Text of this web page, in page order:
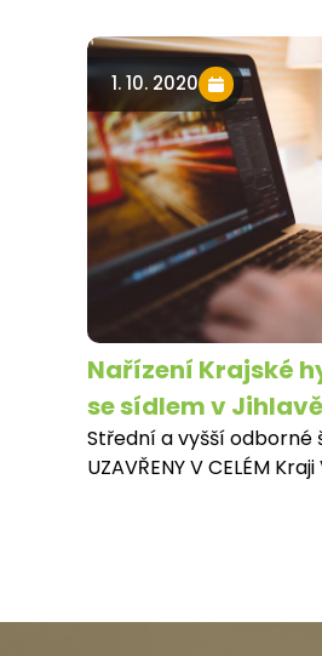
1. 10. 2020
Nařízení Krajské
se sídlem v Jihlavě
Střední a vyšší odborné
UZAVŘENY V CELÉM